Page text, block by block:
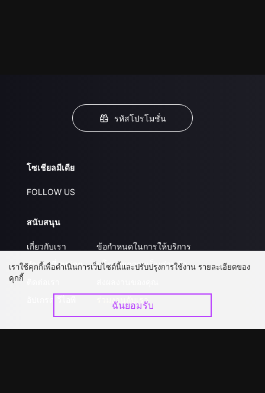
รหัสโปรโมชั่น
โซเชียลมีเดีย
FOLLOW US
สนับสนุน
เกี่ยวกับเรา
คำถามที่พบบ่อย
ข้อกำหนดในการให้บริการ
นโยบายความเป็นส่วนตัว
ร่วมงานกับเรา
เราใช้คุกกี้เพื่อดำเนินการเว็บไซต์นี้และปรับปรุงการใช้งาน รายละเอียดของ
คุกกี้
ฉันยอมรับ